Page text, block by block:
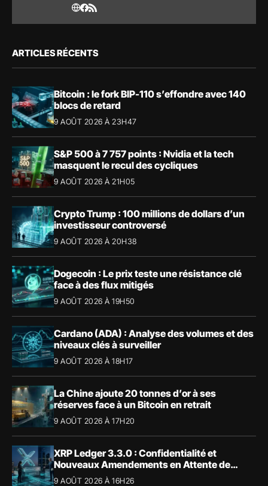
ARTICLES RÉCENTS
Bitcoin : le fork BIP-110 s’effondre avec 140
blocs de retard
9 AOÛT 2026 À 23H47
S&P 500 à 7 757 points : Nvidia et la tech
masquent le recul des cycliques
9 AOÛT 2026 À 21H05
Crypto Trump : 100 millions de dollars d’un
investisseur controversé
9 AOÛT 2026 À 20H38
Dogecoin : Le prix teste une résistance clé
face à des flux mitigés
9 AOÛT 2026 À 19H50
Cardano (ADA) : Analyse des volumes et des
niveaux clés à surveiller
9 AOÛT 2026 À 18H17
La Chine ajoute 20 tonnes d’or à ses
réserves face à un Bitcoin en retrait
9 AOÛT 2026 À 17H20
XRP Ledger 3.3.0 : Confidentialité et
Nouveaux Amendements en Attente de
Validation
9 AOÛT 2026 À 16H26